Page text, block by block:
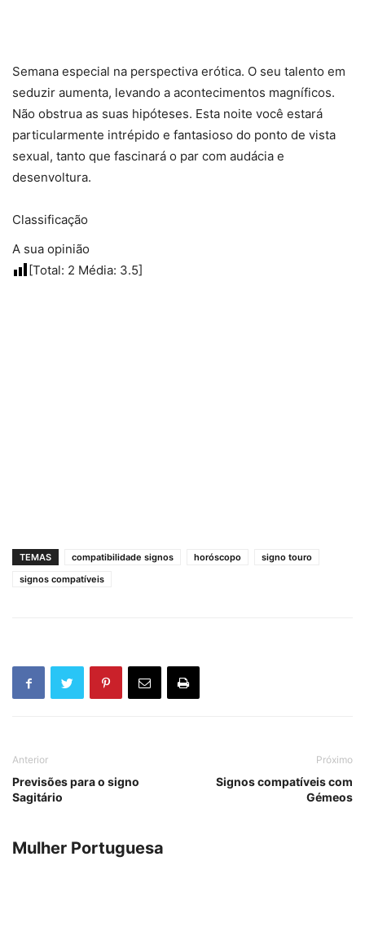
Semana especial na perspectiva erótica. O seu talento em
seduzir aumenta, levando a acontecimentos magníficos.
Não obstrua as suas hipóteses. Esta noite você estará
particularmente intrépido e fantasioso do ponto de vista
sexual, tanto que fascinará o par com audácia e
desenvoltura.
Classificação
A sua opinião
[Total: 2 Média: 3.5]
TEMAS compatibilidade signos horóscopo
signo touro
signos compatíveis
Anterior
Previsões para o signo
Sagitário
Próximo
Signos compatíveis com
Gémeos
Mulher Portuguesa